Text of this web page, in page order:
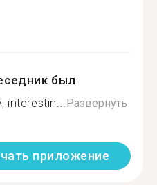
был
interestin...Развернуть
приложение